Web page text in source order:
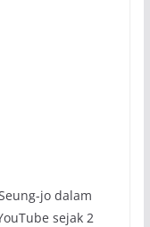
jo dalam
sejak 2